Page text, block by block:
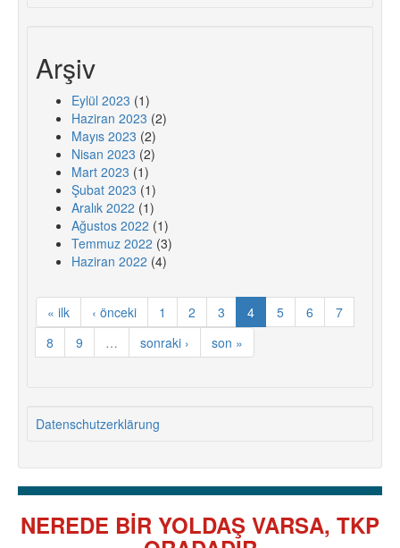
Arşiv
Eylül 2023 (1)
Haziran 2023 (2)
Mayıs 2023 (2)
Nisan 2023 (2)
Mart 2023 (1)
Şubat 2023 (1)
Aralık 2022 (1)
Ağustos 2022 (1)
Temmuz 2022 (3)
Haziran 2022 (4)
« ilk ‹ önceki 1 2 3 4 5 6
7
8
9 … sonraki › son »
Datenschutzerklärung
NEREDE BİR YOLDAŞ VARSA, TKP